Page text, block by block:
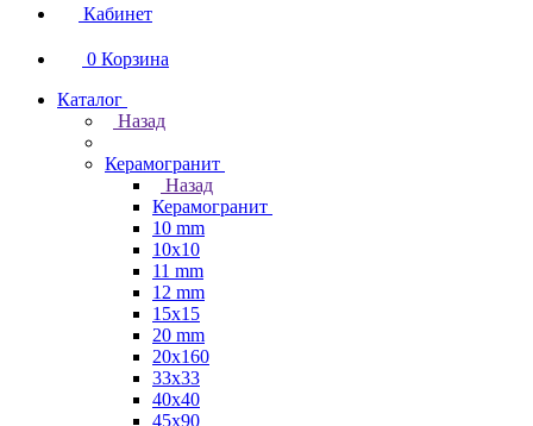
Кабинет
0 Корзина
Каталог
Назад
Керамогранит
Назад
Керамогранит
10 mm
10x10
11 mm
12 mm
15x15
20 mm
20х160
33x33
40х40
45x90